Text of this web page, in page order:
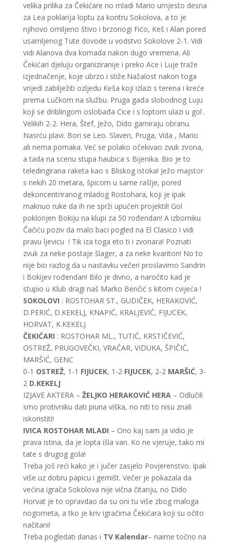
velika prilika za Čekićare no mladi Mario umjesto desna
za Lea poklanja loptu za kontru Sokolova, a to je
njihovo omiljeno štivo i brzonogi Fićo, Keš i Alan pored
usamljenog Tute dovode u vodstvo Sokolove 2-1. Vidi
vidi Alanova dva komada nakon dugo vremena. Ali
Čekićari djeluju organiziranije i preko Ace i Luje traže
izjednačenje, koje ubrzo i stiže.Nažalost nakon toga
vrijedi zabilježiti ozljedu Keša koji izlazi s terena i kreće
prema Lučkom na službu. Pruga gađa slobodnog Luju
koji se driblingom oslobađa Cice i s loptom ulazi u gol .
Velikih 2-2. Hera, Štef, Ježo, Dido garniraju obranu.
Nasrću plavi. Bori se Leo. Slaven, Pruga, Vida , Mario
ali nema pomaka. Već se polako očekivao zvuk zvona,
a tada na scenu stupa haubica s Bijenika. Bio je to
teledirigirana raketa kao s Bliskog istoka! Ježo majstor
s nekih 20 metara, špicom u same rašlje, pored
dekoncentriranog mladog Rostohara, koji je ipak
maknuo ruke da ih ne sprži upućen projektil! Gol
poklonjen Bokiju na klupi za 50 rođendan! A izborniku
Čačiću poziv da malo baci pogled na El Clasico i vidi
pravu ljevicu ! Tik iza toga eto ti i zvonara! Poznati
zvuk za neke postaje šlager, a za neke kvariton! No to
nije bio razlog da u nastavku večeri proslavimo Sandrin
i Bokijev rođendan! Bilo je divno, a naročito kad je
stupio u Klub dragi naš Marko Benčić s kitom cvijeća !
SOKOLOVI : ROSTOHAR ST., GUDIČEK, HERAKOVIĆ,
D.PERIĆ, D.KEKELJ, KNAPIĆ, KRALJEVIĆ, FIJUCEK,
HORVAT, K.KEKELJ
ČEKIĆARI : ROSTOHAR ML., TUTIĆ, KRSTIČEVIĆ,
OSTREŽ, PRUGOVEČKI, VRAČAR, VIDUKA, ŠPIČIĆ,
MARŠIĆ, GENC
0-1 OSTREŽ, 1-1 FIJUCEK, 1-2 FIJUCEK, 2-2 MARŠIĆ, 3-
2D.KEKELJ
IZJAVE AKTERA – ŽELJKO HERAKOVIĆ HERA– Odlučili
smo protivniku dati piuna viška, no niti to nisu znali
iskoristiti!
IVICA ROSTOHAR MLAĐI – Ono kaj sam ja vidio je
prava istina, da je lopta išla van. Ko ne vjeruje, tako mi
tate s drugog gola!
Treba još reći kako je i jučer zasjelo Povjerenstvo. Ipak
više uz dobru papicu i gemišt. Večer je pokazala da
većina igrača Sokolova nije vična čitanju, no Dido
Horvat je to opravdao da su oni tu više zbog maloga
nogometa, a tko je kriv igračima Čekićara koji su očito
načitani!
Treba pogledati danas i TV Kalendar– naime točno na